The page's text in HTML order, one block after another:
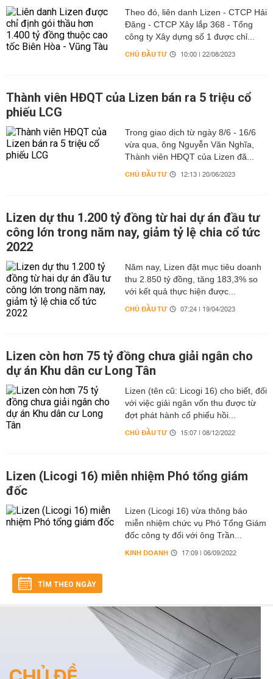
Theo đó, liên danh Lizen - CTCP Hải
Đăng - CTCP Xây lắp 368 - Tổng
công ty Xây dựng số 1 được chỉ...
CHỦ ĐẦU TƯ 10:00 | 22/08/2023
Thành viên HĐQT của Lizen bán ra 5 triệu cổ
phiếu LCG
Trong giao dịch từ ngày 8/6 - 16/6
vừa qua, ông Nguyễn Văn Nghĩa,
Thành viên HĐQT của Lizen đã...
CHỦ ĐẦU TƯ 12:13 | 20/06/2023
Lizen dự thu 1.200 tỷ đồng từ hai dự án đầu tư
công lớn trong năm nay, giảm tỷ lệ chia cổ tức
2022
Năm nay, Lizen đặt mục tiêu doanh
thu 2.850 tỷ đồng, tăng 183,3% so
với kết quả thực hiện được...
CHỦ ĐẦU TƯ 07:24 | 19/04/2023
Lizen còn hơn 75 tỷ đồng chưa giải ngân cho
dự án Khu dân cư Long Tân
Lizen (tên cũ: Licogi 16) cho biết, đối
với việc giải ngân vốn thu được từ
đợt phát hành cổ phiếu hồi...
CHỦ ĐẦU TƯ 15:07 | 08/12/2022
Lizen (Licogi 16) miễn nhiệm Phó tổng giám
đốc
Lizen (Licogi 16) vừa thông báo
miễn nhiệm chức vụ Phó Tổng Giám
đốc công ty đối với ông Trần...
KINH DOANH 17:09 | 06/09/2022
TÌM THEO NGÀY